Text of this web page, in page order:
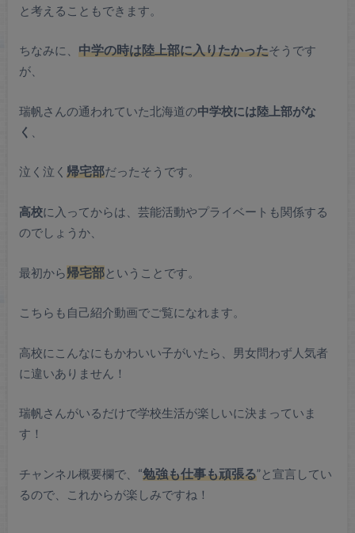
と考えることもできます。
ちなみに、 中学の時は陸上部に入りたかったそうです
が、
瑞帆さんの通われていた北海道の中学校には陸上部がな
く
泣く泣く 帰宅部だったそうです。
高校に入ってからは、芸能活動やプライベートも関係する
のでしょうか、
最初から帰宅部ということです。
こちらも自己紹介動画でご覧になれます。
高校にこんなにもかわいい子がいたら、男女問わず人気者
に違いありません！
瑞帆さんがいるだけで学校生活が楽しいに決まっていま
す！
チャンネル概要欄で、“勉強も仕事も頑張る”と宣言してい
るので、これからが楽しみですね！